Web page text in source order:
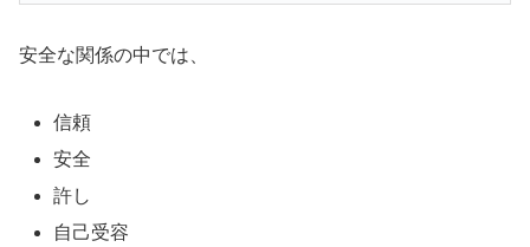
安全な関係の中では、
信頼
安全
許し
自己受容